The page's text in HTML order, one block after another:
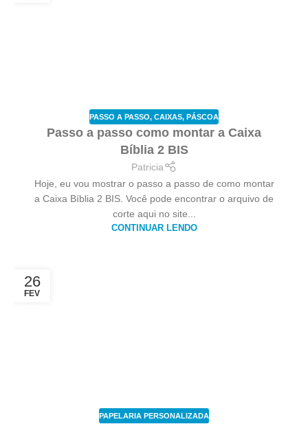
PASSO A PASSO, CAIXAS, PÁSCOA
Passo a passo como montar a Caixa
Bíblia 2 BIS
Patricia
Hoje, eu vou mostrar o passo a passo de como montar
a Caixa Bíblia 2 BIS. Você pode encontrar o arquivo de
corte aqui no site...
CONTINUAR LENDO
26
FEV
PAPELARIA PERSONALIZADA